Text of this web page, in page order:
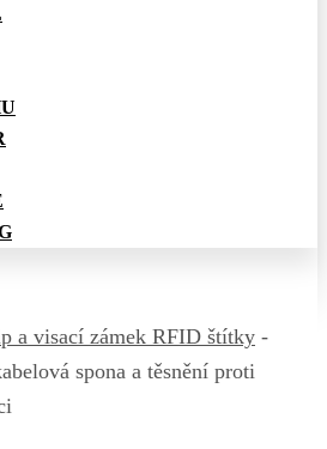
a visací zámek RFID štítky -
spona a těsnění proti